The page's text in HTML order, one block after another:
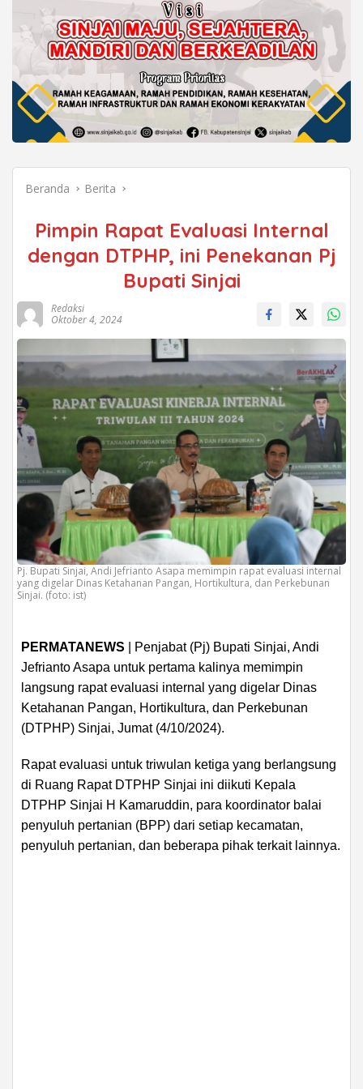
Beranda Berita
Pimpin Rapat Evaluasi Internal
dengan DTPHP, ini Penekanan Pj
Bupati Sinjai
Redaksi
Oktober 4, 2024
Pj. Bupati Sinjai, Andi Jefrianto Asapa memimpin rapat evaluasi internal
yang digelar Dinas Ketahanan Pangan, Hortikultura, dan Perkebunan
Sinjai. (foto: ist)
PERMATANEWS | Penjabat (Pj) Bupati Sinjai, Andi
Jefrianto Asapa untuk pertama kalinya memimpin
langsung rapat evaluasi internal yang digelar Dinas
Ketahanan Pangan, Hortikultura, dan Perkebunan
(DTPHP) Sinjai, Jumat (4/10/2024).
Rapat evaluasi untuk triwulan ketiga yang berlangsung
di Ruang Rapat DTPHP Sinjai ini diikuti Kepala
DTPHP Sinjai H Kamaruddin, para koordinator balai
penyuluh pertanian (BPP) dari setiap kecamatan,
penyuluh pertanian, dan beberapa pihak terkait lainnya.